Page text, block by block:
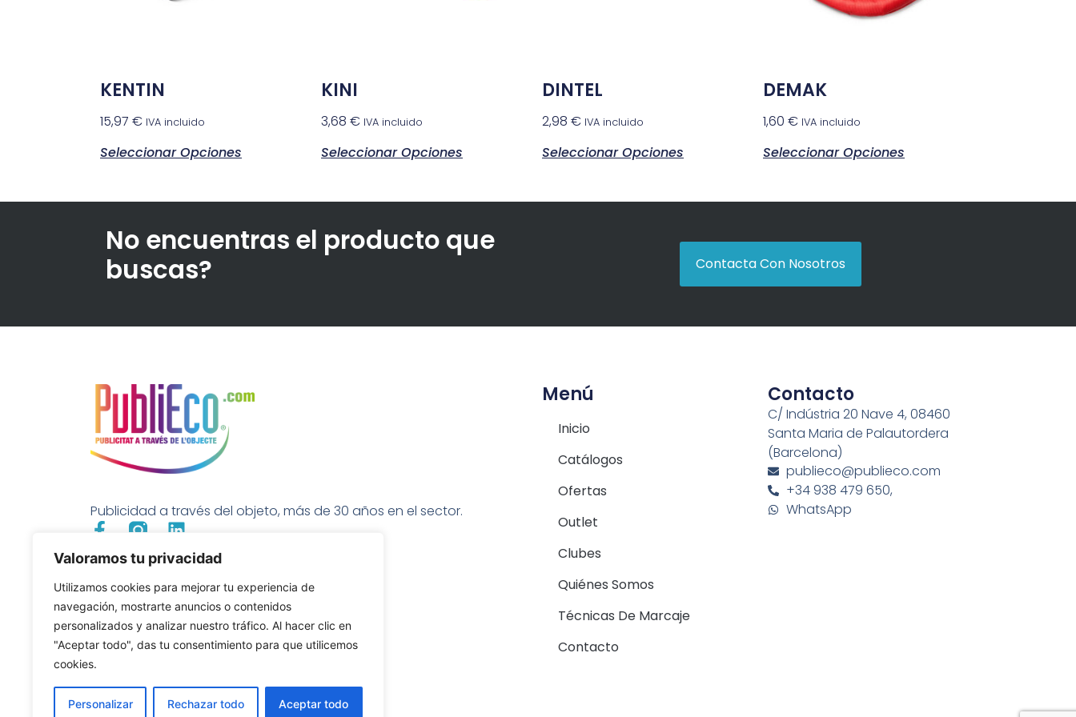
Valoramos tu privacidad
Utilizamos cookies para mejorar tu experiencia de
navegación, mostrarte anuncios o contenidos
personalizados y analizar nuestro tráfico. Al hacer clic en
"Aceptar todo", das tu consentimiento para que utilicemos
cookies.
Personalizar Rechazar todo Aceptar todo
KENTIN
15,97 € IVA incluido
Seleccionar Opciones
KINI
3,68 € IVA incluido
Seleccionar Opciones
DINTEL
2,98 € IVA incluido
Seleccionar Opciones
DEMAK
1,60 € IVA incluido
Seleccionar Opciones
No encuentras el producto que
buscas?
Contacta Con Nosotros
Publicidad a través del objeto, más de 30 años en el sector.
Menú
Inicio
Catálogos
Ofertas
Outlet
Clubes
Quiénes Somos
Técnicas De Marcaje
Contacto
Contacto
C/ Indústria 20 Nave 4, 08460
Santa Maria de Palautordera
(Barcelona)
publieco@publieco.com
+34 938 479 650,
WhatsApp